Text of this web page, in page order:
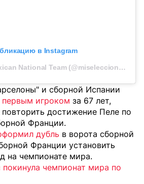
в Instagram
Публикация от Mexican National Team (@miseleccionmx_en)
и сборной Испании
первым игроком за 67 лет,
достижение Пеле по
Франции.
дубль в ворота сборной
Франции установить
на чемпионате мира.
чемпионат мира по